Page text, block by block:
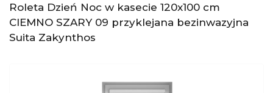
Roleta Dzień Noc w kasecie 120x100 cm
CIEMNO SZARY 09 przyklejana bezinwazyjna
Suita Zakynthos